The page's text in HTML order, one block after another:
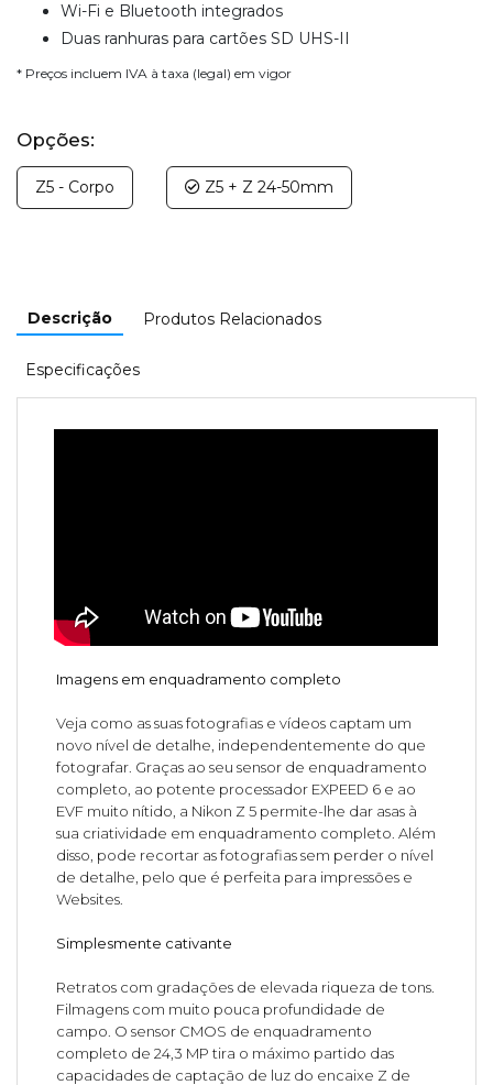
Wi-Fi e Bluetooth integrados
Duas ranhuras para cartões SD UHS-II
* Preços incluem IVA à taxa (legal) em vigor
Opções:
Z5 - Corpo Z5 + Z 24-50mm
Descrição Produtos Relacionados
Especificações
Imagens em enquadramento completo
Veja como as suas fotografias e vídeos captam um
novo nível de detalhe, independentemente do que
fotografar. Graças ao seu sensor de enquadramento
completo, ao potente processador EXPEED 6 e ao
EVF muito nítido, a Nikon Z 5 permite-lhe dar asas à
sua criatividade em enquadramento completo. Além
disso, pode recortar as fotografias sem perder o nível
de detalhe, pelo que é perfeita para impressões e
Websites.
Simplesmente cativante
Retratos com gradações de elevada riqueza de tons.
Filmagens com muito pouca profundidade de
campo. O sensor CMOS de enquadramento
completo de 24,3 MP tira o máximo partido das
capacidades de captação de luz do encaixe Z de